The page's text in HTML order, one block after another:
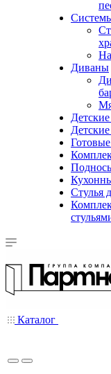
Диваны
Готовые
Стулья
Каталог